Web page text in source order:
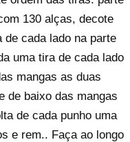
130 alças, decote
de cada lado na parte
uma tira de cada lado
mangas as duas
de baixo das mangas
de cada punho uma
e rem.. Faça ao longo